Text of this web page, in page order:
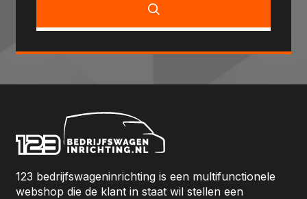
123 bedrijfswageninrichting is een multifunctionele
webshop die de klant in staat wil stellen een